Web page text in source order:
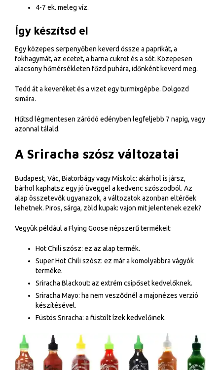
4-7 ek. meleg víz.
Így készítsd el
Egy közepes serpenyőben keverd össze a paprikát, a
fokhagymát, az ecetet, a barna cukrot és a sót. Közepesen
alacsony hőmérsékleten főzd puhára, időnként keverd meg.
Tedd át a keveréket és a vizet egy turmixgépbe. Dolgozd
simára.
Hűtsd légmentesen záródó edényben legfeljebb 7 napig, vagy
azonnal tálald.
A Sriracha szósz változatai
Budapest, Vác, Biatorbágy vagy Miskolc: akárhol is jársz,
bárhol kaphatsz egy jó üveggel a kedvenc szószodból. Az
alap összetevők ugyanazok, a változatok azonban eltérőek
lehetnek. Piros, sárga, zöld kupak: vajon mit jelentenek ezek?
Vegyük például a Flying Goose népszerű termékeit:
Hot Chili szósz: ez az alap termék.
Super Hot Chili szósz: ez már a komolyabbra vágyók
terméke.
Sriracha Blackout: az extrém csípőset kedvelőknek.
Sriracha Mayo: ha nem vesződnél a majonézes verzió
készítésével.
Füstös Sriracha: a füstölt ízek kedvelőinek.